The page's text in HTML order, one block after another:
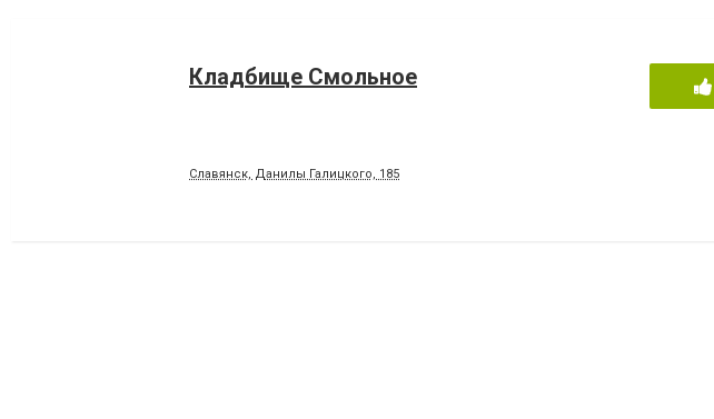
Кладбище Смольное
Славянск, Данилы Галицкого, 185